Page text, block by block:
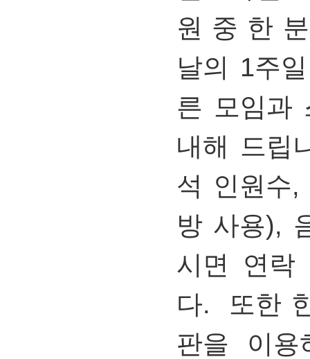
원 중 한
날의 1주일
른 모임과
내해 드
석 인원수,
방 사용),
시면 연락
다.
또한
판을 이용